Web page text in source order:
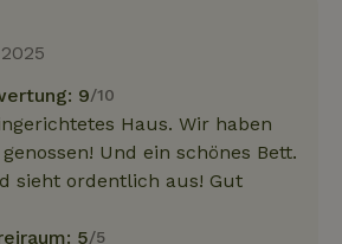
9/10
Haus. Wir haben
Und ein schönes Bett.
sieht ordentlich aus! Gut
5/5